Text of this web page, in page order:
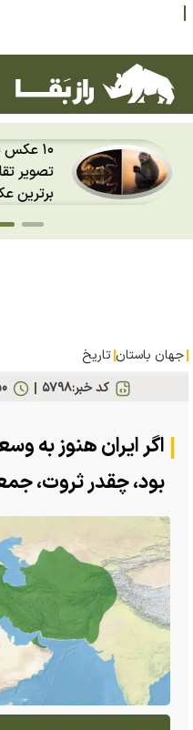
تصویر
برترین
جهان باستان تاریخ
کد خبر:۵۷۹۸
اگر ایران هنوز به
بود، چقدر ثروت،